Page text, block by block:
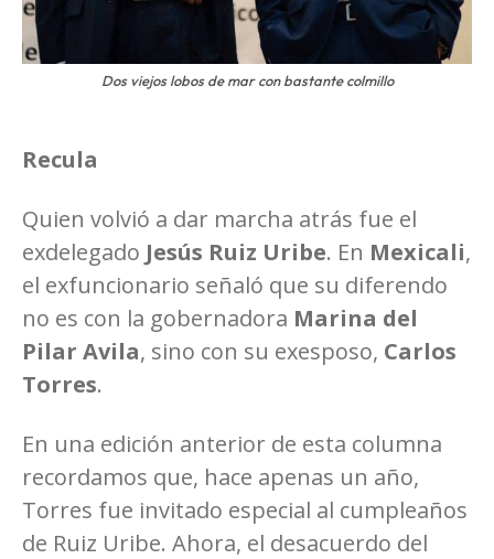
Dos viejos lobos de mar con bastante colmillo
Recula
Quien volvió a dar marcha atrás fue el
exdelegado Jesús Ruiz Uribe. En Mexicali,
el exfuncionario señaló que su diferendo
no es con la gobernadora Marina del
Pilar Avila, sino con su exesposo, Carlos
Torres.
En una edición anterior de esta columna
recordamos que, hace apenas un año,
Torres fue invitado especial al cumpleaños
de Ruiz Uribe. Ahora, el desacuerdo del